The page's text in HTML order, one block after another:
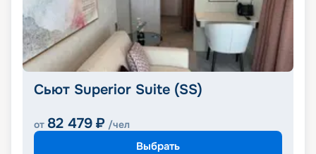
Сьют Superior Suite (SS)
от 82 479 ₽ /чел
Выбрать